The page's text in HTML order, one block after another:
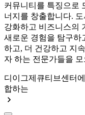
커뮤니티를 특징으로
너지를 창출합니다.
강화하고 비즈니스의
새로운 경험을 탐구하
하고, 더 건강하고 지
자 하는 전문가들을
디이그제큐티브센터
합하는